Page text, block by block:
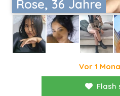
Rose, 36 Jahre
Vor 1
Flash